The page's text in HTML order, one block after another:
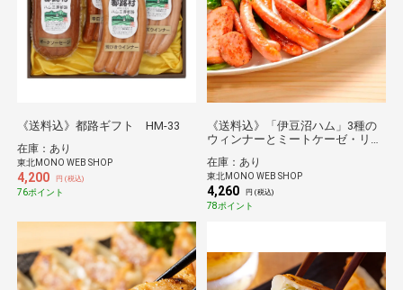
《送料込》都路ギフト HM-33
在庫：あり
東北MONO WEB SHOP
4,200 円 (税込)
76ポイント
《送料込》「伊豆沼ハム」3種の
ウィンナーとミートケーゼ・リン
在庫：あり
東北MONO WEB SHOP
4,260 円 (税込)
78ポイント